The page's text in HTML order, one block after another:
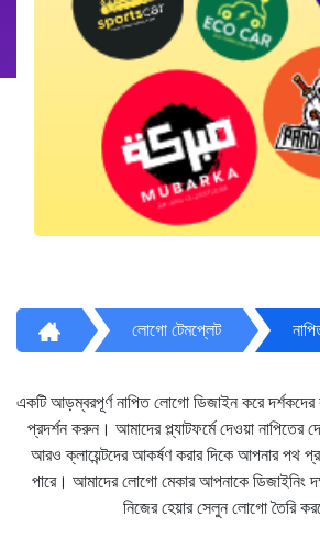
লোগো টেমপ্লেট
একটি আড়ম্বরপূর্ণ নাপিত লোগো ডিজাইন করে দর্শকদের
প্রদর্শন করুন। আমাদের প্ল্যাটফর্মে দেওয়া নাপিতের
আরও ক্লায়েন্টদের আকর্ষণ করার দিকে আপনার পথ
পারে। আমাদের লোগো মেকার আপনাকে ডিজাইনিং
নিজের হেয়ার সেলুন লোগো তৈরি